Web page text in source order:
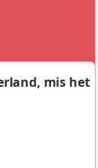
mis het